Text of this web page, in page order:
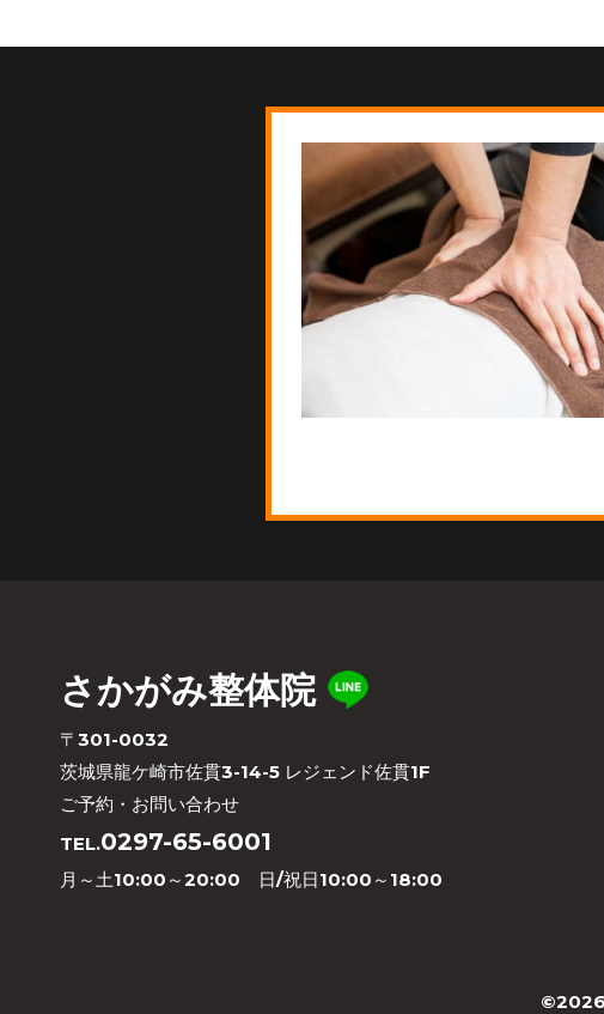
さかがみ整体院
〒301-0032
茨城県龍ケ崎市佐貫3-14-5 レジェンド佐貫1F
ご予約・お問い合わせ
TEL.0297-65-6001
月～土10:00～20:00 日/祝日10:00～18:00
©2026